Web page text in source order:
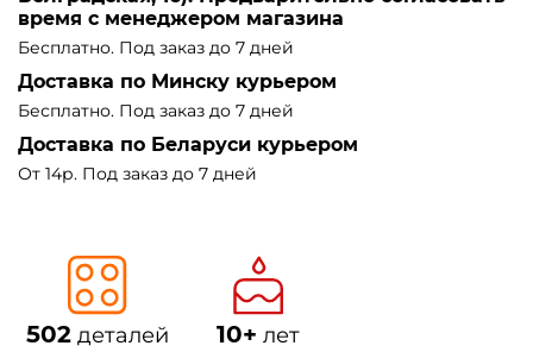
время с менеджером магазина
Бесплатно. Под заказ до 7 дней
Доставка по Минску курьером
Бесплатно. Под заказ до 7 дней
Доставка по Беларуси курьером
От 14р. Под заказ до 7 дней
502 деталей 10+ лет